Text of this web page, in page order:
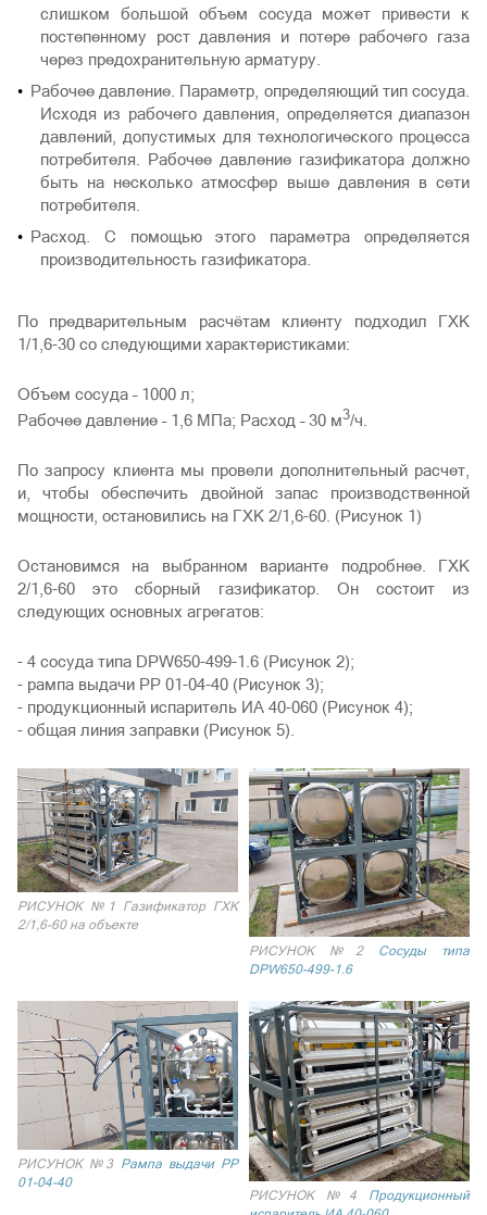
слишком большой объем сосуда может привести к
постепенному рост давления и потере рабочего газа
через предохранительную арматуру.
Рабочее давление. Параметр, определяющий тип сосуда.
Исходя из рабочего давления, определяется диапазон
давлений, допустимых для технологического процесса
потребителя. Рабочее давление газификатора должно
быть на несколько атмосфер выше давления в сети
потребителя.
Расход. С помощью этого параметра определяется
производительность газификатора.
По предварительным расчётам клиенту подходил ГХК
1/1,6-30 со следующими характеристиками:
Объем сосуда – 1000 л;
Рабочее давление – 1,6 МПа; Расход – 30 м3/ч.
По запросу клиента мы провели дополнительный расчет,
и, чтобы обеспечить двойной запас производственной
мощности, остановились на ГХК 2/1,6-60. (Рисунок 1)
Остановимся на выбранном варианте подробнее. ГХК
2/1,6-60 это сборный газификатор. Он состоит из
следующих основных агрегатов:
- 4 сосуда типа DPW650-499-1.6 (Рисунок 2);
- рампа выдачи РР 01-04-40 (Рисунок 3);
- продукционный испаритель ИА 40-060 (Рисунок 4);
- общая линия заправки (Рисунок 5).
РИСУНОК №1 Газификатор ГХК
2/1,6-60 на объекте
РИСУНОК №2 Сосуды типа
DPW650-499-1.6
РИСУНОК №3 Рампа выдачи РР
01-04-40
РИСУНОК №4 Продукционный